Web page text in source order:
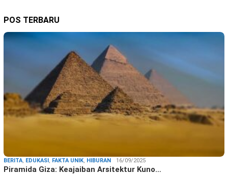
POS TERBARU
BERITA, EDUKASI , FAKTA UNIK, HIBURAN 16/09/2025
Piramida Giza: Keajaiban Arsitektur Kuno…